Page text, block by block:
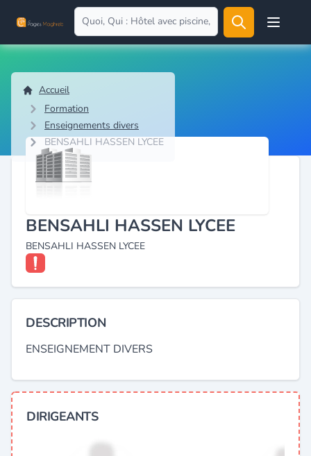
Open
Accueil
Formation
Enseignements divers
BENSAHLI HASSEN LYCEE
BENSAHLI HASSEN LYCEE
BENSAHLI HASSEN LYCEE
DESCRIPTION
ENSEIGNEMENT DIVERS
DIRIGEANTS